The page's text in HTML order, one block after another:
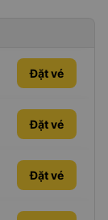
758.000đ
Đặt vé
762.000đ
Đặt vé
Đặt vé